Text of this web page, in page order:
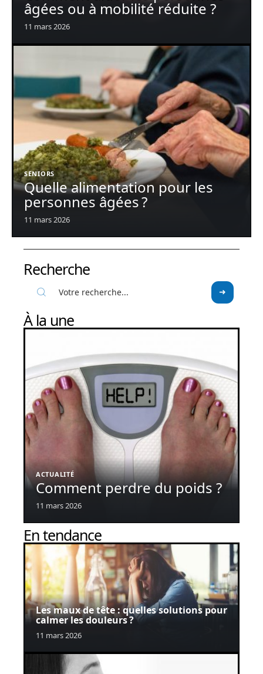
âgées ou à mobilité réduite ?
11 mars 2026
SENIORS
Quelle alimentation pour les
personnes âgées ?
11 mars 2026
Recherche
À la une
ACTUALITÉ
Comment perdre du poids ?
11 mars 2026
En tendance
Les maux de tête : quelles solutions pour
calmer les douleurs ?
11 mars 2026